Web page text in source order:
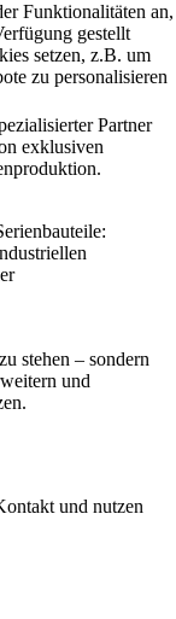
Partner
exklusiven
stehen – sondern
und
und nutzen
Funktionalitäten an,
gestellt
setzen, z.B. um
zu personalisieren